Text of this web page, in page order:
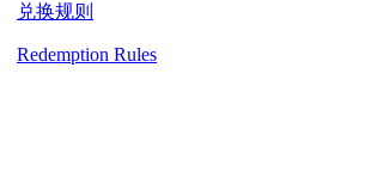
兑换规则
Redemption Rules